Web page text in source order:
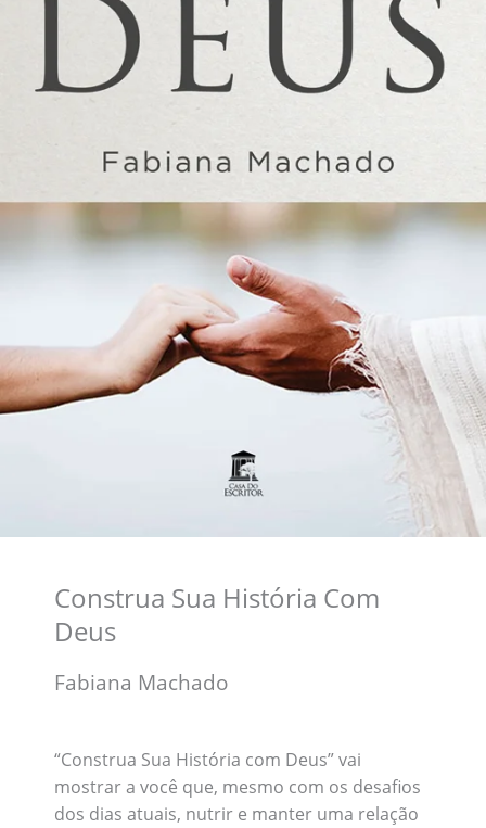
Construa Sua História Com
Deus
Fabiana Machado
“Construa Sua História com Deus” vai
mostrar a você que, mesmo com os desafios
dos dias atuais, nutrir e manter uma relação